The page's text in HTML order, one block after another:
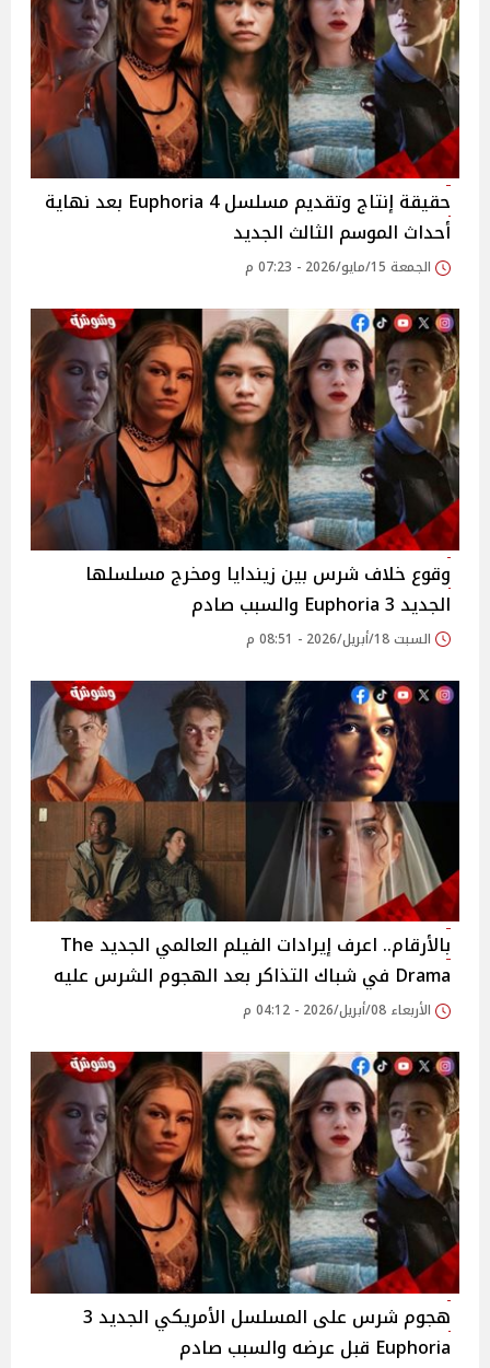
حقيقة إنتاج وتقديم مسلسل 4 Euphoria بعد نهاية
أحداث الموسم الثالث الجديد
الجمعة 15/مايو/2026 - 07:23 م
وقوع خلاف شرس بين زيندايا ومخرج مسلسلها
الجديد 3 Euphoria والسبب صادم
السبت 18/أبريل/2026 - 08:51 م
بالأرقام.. اعرف إيرادات الفيلم العالمي الجديد The
Drama في شباك التذاكر بعد الهجوم الشرس عليه
الأربعاء 08/أبريل/2026 - 04:12 م
هجوم شرس على المسلسل الأمريكي الجديد 3
Euphoria قبل عرضه والسبب صادم